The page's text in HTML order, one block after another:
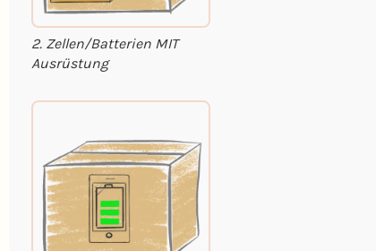
2. Zellen/Batterien MIT
Ausrüstung